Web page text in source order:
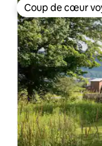
Coup de cœur
Coup de cœur